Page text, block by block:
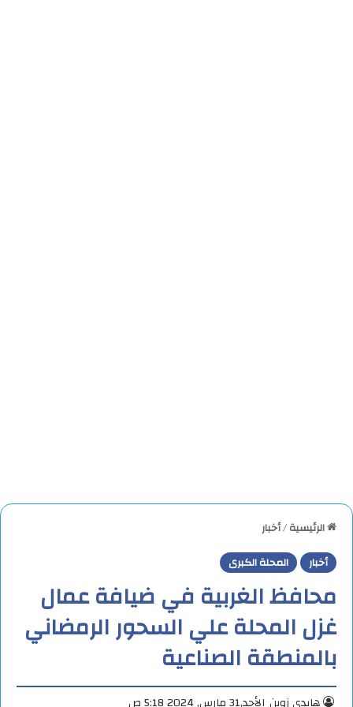
الرئيسية/أخبار
أخبار
المحلة الكبرى
محافظ الغربية في ضيافة عمال
غزل المحلة علي السحور الرمضاني
بالمنطقة الصناعية